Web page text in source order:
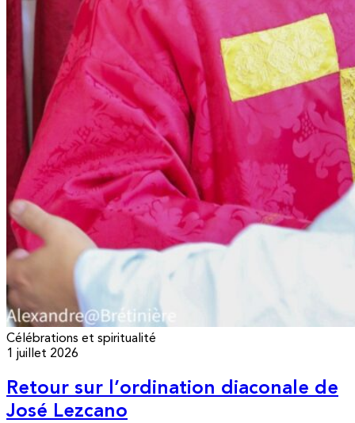
Célébrations et spiritualité
1 juillet 2026
Retour sur l’ordination diaconale de
José Lezcano